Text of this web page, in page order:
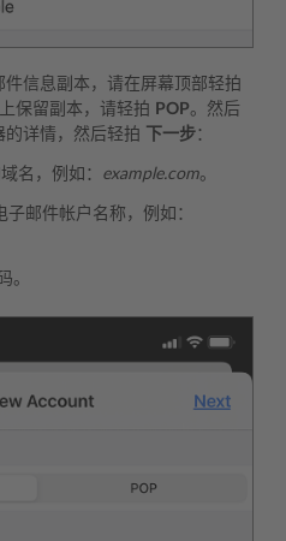
信息副本，请在屏幕顶部轻拍
保留副本，请轻拍 POP。然后
详情，然后轻拍
下一步：
名，例如： example.com。
子邮件帐户名称，例如：
。